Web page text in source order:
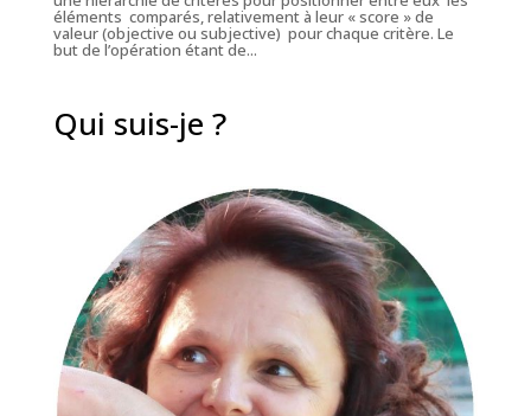
éléments comparés, relativement à leur « score » de
valeur (objective ou subjective) pour chaque critère. Le
but de l’opération étant de...
Qui suis-je ?